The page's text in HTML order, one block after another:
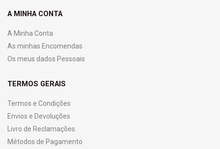
A MINHA CONTA
A Minha Conta
As minhas Encomendas
Os meus dados Pessoais
TERMOS GERAIS
Termos e Condições
Envios e Devoluções
Livro de Reclamações
Métodos de Pagamento